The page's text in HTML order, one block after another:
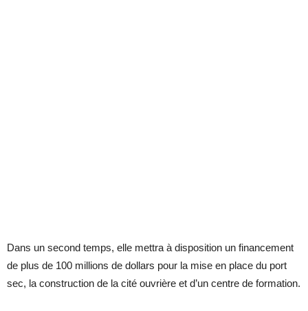
Dans un second temps, elle mettra à disposition un financement
de plus de 100 millions de dollars pour la mise en place du port
sec, la construction de la cité ouvrière et d’un centre de formation.